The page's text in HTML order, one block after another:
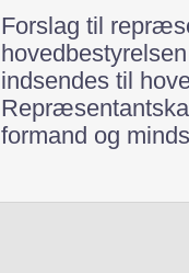
Forslag til
indsendes til
formand og